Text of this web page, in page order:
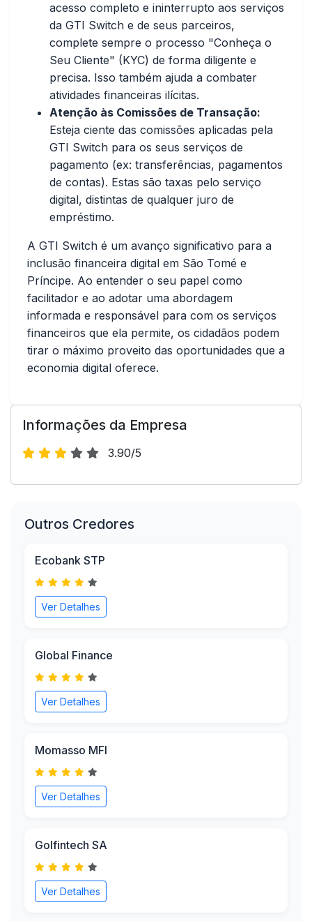
acesso completo e ininterrupto aos serviços
da GTI Switch e de seus parceiros,
complete sempre o processo "Conheça o
Seu Cliente" (KYC) de forma diligente e
precisa. Isso também ajuda a combater
atividades financeiras ilícitas.
Atenção às Comissões de Transação:
Esteja ciente das comissões aplicadas pela
GTI Switch para os seus serviços de
pagamento (ex: transferências, pagamentos
de contas). Estas são taxas pelo serviço
digital, distintas de qualquer juro de
empréstimo.
A GTI Switch é um avanço significativo para a
inclusão financeira digital em São Tomé e
Príncipe. Ao entender o seu papel como
facilitador e ao adotar uma abordagem
informada e responsável para com os serviços
financeiros que ela permite, os cidadãos podem
tirar o máximo proveito das oportunidades que a
economia digital oferece.
Informações da Empresa
3.90/5
Outros Credores
Ecobank STP
Ver Detalhes
Global Finance
Ver Detalhes
Momasso MFI
Ver Detalhes
Golfintech SA
Ver Detalhes